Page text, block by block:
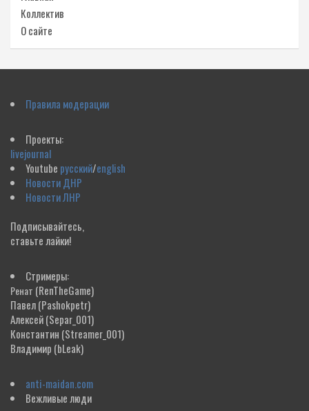
Коллектив
О сайте
Правила модерации
Проекты:
livejournal
Youtube русский/english
Новости ДНР
Новости ЛНР
Подписывайтесь,
ставьте лайки!
Стримеры:
Ренат (RenTheGame)
Павел(Pashokpetr)
Алексей(Separ_001)
Константин (Streamer_001)
Владимир (bLeak)
anti-maidan.com
Вежливые люди